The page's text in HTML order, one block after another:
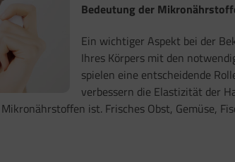
Bedeutung der
Ein wichtiger Aspekt bei der
Ihres Körpers mit den
spielen eine entscheidende
verbessern die Elastizität der
ist. Frisches Obst, Gemüse,